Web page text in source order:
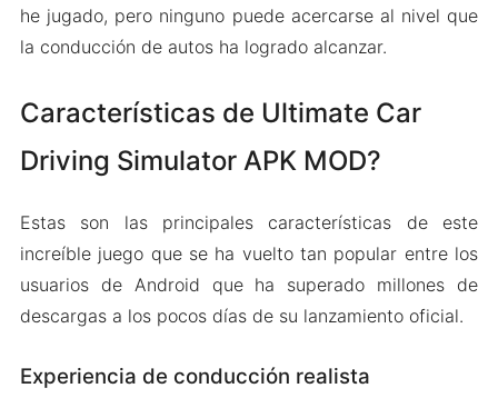
he jugado, pero ninguno puede acercarse al nivel que
la conducción de autos ha logrado alcanzar.
Características de Ultimate Car
Driving Simulator APK MOD?
Estas son las principales características de este
increíble juego que se ha vuelto tan popular entre los
usuarios de Android que ha superado millones de
descargas a los pocos días de su lanzamiento oficial.
Experiencia de conducción realista